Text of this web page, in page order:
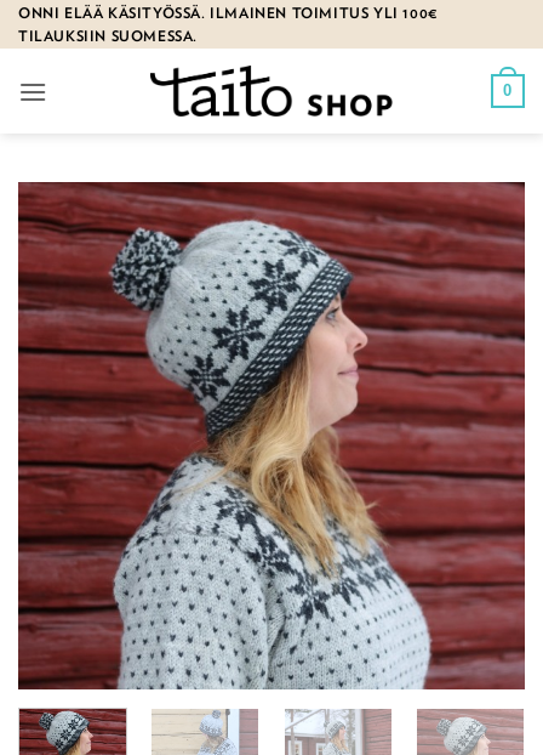
Skip
to
ONNI ELÄÄ KÄSITYÖSSÄ. ILMAINEN TOIMITUS YLI 100€
TILAUKSIIN SUOMESSA.
0